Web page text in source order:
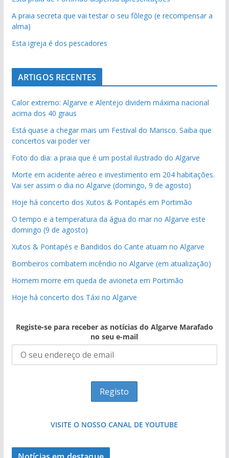
A praia secreta que vai testar o seu fôlego (e recompensar a
alma)
Esta igreja é dos pescadores
ARTIGOS RECENTES
Calor extremo: Algarve e Alentejo dividem máxima nacional
acima dos 40 graus
Está quase a chegar mais um Festival do Marisco. Saiba que
concertos vai poder ver
Foto do dia: a praia que é um postal ilustrado do Algarve
Morte em acidente aéreo e investimento em 204 habitações.
Vai ser assim o dia no Algarve (domingo, 9 de agosto)
Hoje há concerto dos Xutos & Pontapés em Portimão
O tempo e a temperatura da água do mar no Algarve este
domingo (9 de agosto)
Xutos & Pontapés e Bandidos do Cante atuam no Algarve
Bombeiros combatem incêndio no Algarve (em atualização)
Homem morre em queda de avioneta em Portimão
Hoje há concerto dos Táxi no Algarve
Registe-se para receber as notícias do Algarve Marafado
no seu e-mail
VISITE O NOSSO CANAL DE YOUTUBE